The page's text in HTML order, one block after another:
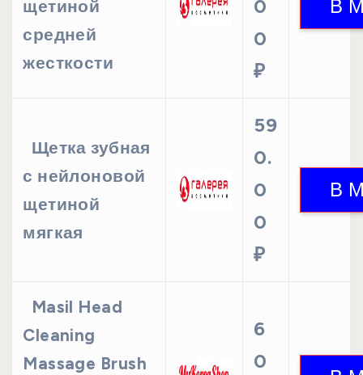
щетиной
средней
жесткости
0
0
₽
Щетка зубная
с нейлоновой
щетиной
мягкая
59
0.
0
0
₽
Masil Head
Cleaning
Massage Brush
6
0